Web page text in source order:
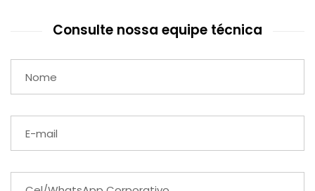
Consulte nossa equipe técnica